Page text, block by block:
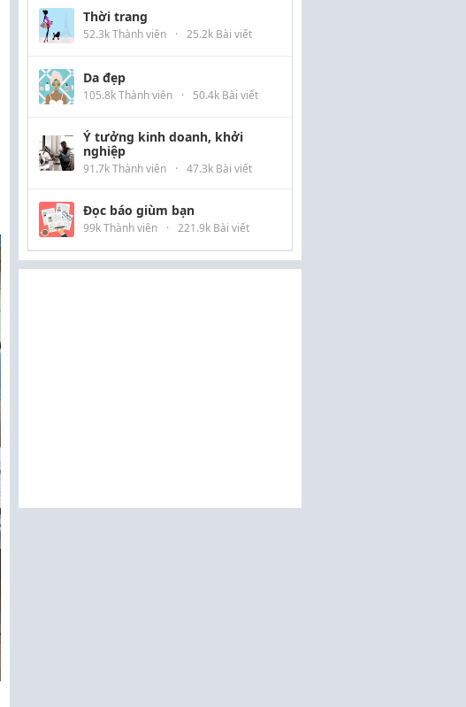
Thời trang
52.3k Thành viên · 25.2k Bài viết
Da đẹp
105.8k Thành viên · 50.4k Bài viết
Ý tưởng kinh doanh, khởi
nghiệp
91.7k Thành viên · 47.3k Bài viết
Đọc báo giùm bạn
99k Thành viên · 221.9k Bài viết